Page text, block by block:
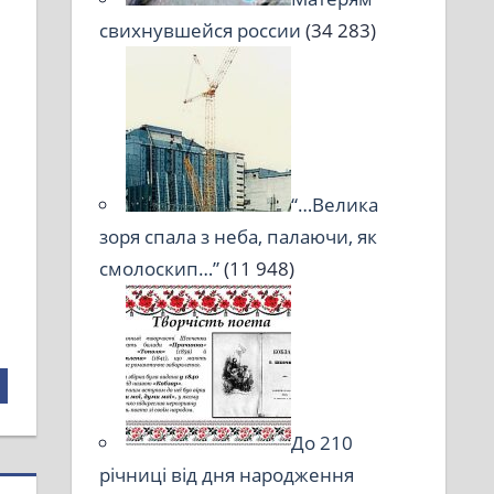
свихнувшейся россии (34 283)
“…Велика
зоря спала з неба, палаючи, як
смолоскип…”(11 948)
До 210
річниці від дня народження